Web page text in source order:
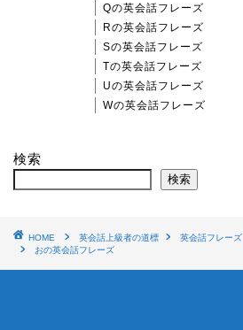
Qの英会話フレーズ
Rの英会話フレーズ
Sの英会話フレーズ
Tの英会話フレーズ
Uの英会話フレーズ
Wの英会話フレーズ
検索
検索
HOME 英会話上級者の道標 英会話フレーズ
おの英会話フレーズ